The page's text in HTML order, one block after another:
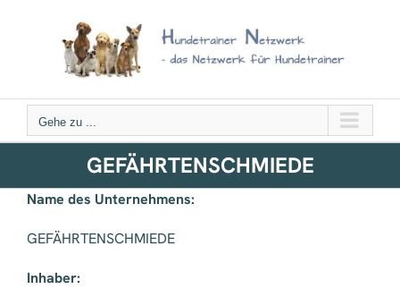
Gehe zu ...
GEFÄHRTENSCHMIEDE
Name des Unternehmens:
GEFÄHRTENSCHMIEDE
Inhaber: